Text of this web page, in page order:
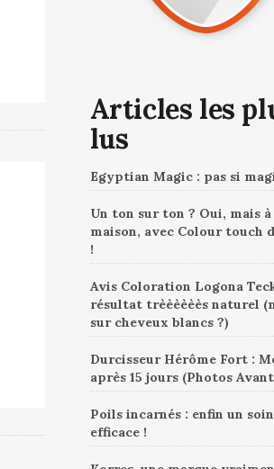
Articles les
lus
Egyptian Magic : pas si
Un ton sur ton ? Oui, mais à
maison, avec Colour touch
!
Avis Coloration Logona
résultat trèèèèèès naturel
sur cheveux blancs ?)
Durcisseur Hérôme Fort :
après 15 jours (Photos
Poils incarnés : enfin un soin
efficace !